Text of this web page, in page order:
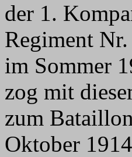
der 1.
Regiment
im Sommer
zog mit
zum
Oktober